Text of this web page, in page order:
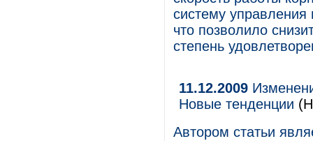
систему
что позволило
степень
11.12.2009
Новые тенденции
Автором статьи